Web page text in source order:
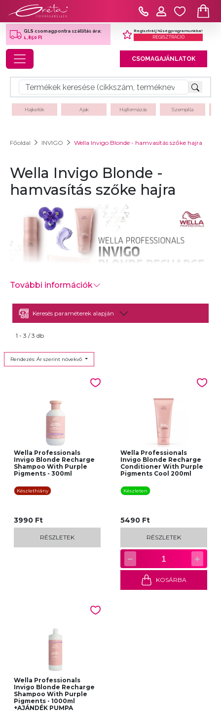
GLS csomagpontra szállítás ára:
1,850 Ft
Regisztrálj hűségprogramunkba!
REGISZTRÁCIÓ
Toggle navigation CSOMAGAJÁNLATOK
Hajkefék Ajak Hajformázás Szempilla
Főoldal INVIGO Wella Invigo Blonde - hamvasítás szőke hajra
Wella Invigo Blonde -
hamvasítás szőke hajra
További információk
Keresés paraméterek alapján
1 - 3 / 3 db
Rendezés: Ár szerint növekvő
Wella Professionals
Invigo Blonde Recharge
Shampoo With Purple
Pigments - 300ml
Készlethiány
3990 Ft
RÉSZLETEK
Wella Professionals
Invigo Blonde Recharge
Conditioner With Purple
Pigments Cool 200ml
Készleten
5490 Ft
RÉSZLETEK
− 1 +
KOSÁRBA
Wella Professionals
Invigo Blonde Recharge
Shampoo With Purple
Pigments - 1000ml
+AJÁNDÉK PUMPA